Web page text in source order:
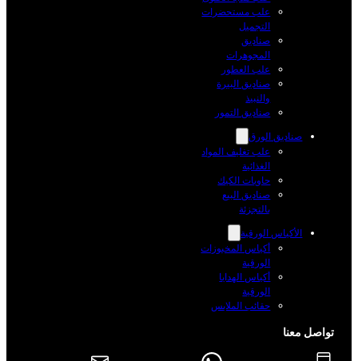
علب مستحضرات
التجميل
صناديق
المجوهرات
علب العطور
صناديق البيرة
صناديق التمور
صناديق الورق
علب تغليف المواد
حاويات الكيك
صناديق البيع
بالتجزئة
الأكياس الورقية
أكياس المخبوزات
أكياس الهدايا
حقائب الملابس
معنا